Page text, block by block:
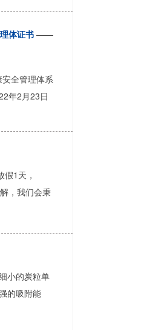
体证书——
全管理体系
年2月23日
1天，
，我们会秉
小的炭粒单
的吸附能